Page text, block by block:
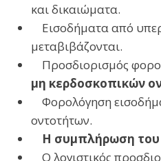
και δικαιώματα.
Εισοδήματα από
μεταβιβάζονται.
Προσδιορισμός
μη κερδοσκοπικών
Φορολόγηση
οντοτήτων.
Η συμπλήρωση του
Ο λογιστικός